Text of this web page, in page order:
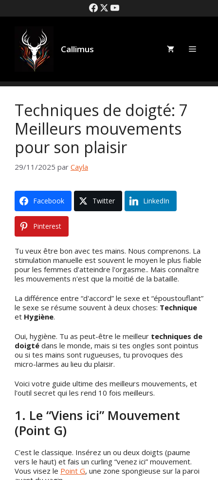
Callimus Menu
Techniques de doigté: 7
Meilleurs mouvements
pour son plaisir
29/11/2025 par Cayla
Facebook Twitter LinkedIn
Pinterest
Tu veux être bon avec tes mains. Nous comprenons. La
stimulation manuelle est souvent le moyen le plus fiable
pour les femmes d'atteindre l'orgasme.. Mais connaître
les mouvements n'est que la moitié de la bataille.
La différence entre “d'accord” le sexe et “époustouflant”
le sexe se résume souvent à deux choses: Technique
et Hygiène.
Oui, hygiène. Tu as peut-être le meilleur techniques de
doigté dans le monde, mais si tes ongles sont pointus
ou si tes mains sont rugueuses, tu provoques des
micro-larmes au lieu du plaisir.
Voici votre guide ultime des meilleurs mouvements, et
l'outil secret qui les rend 10 fois meilleurs.
1. Le “Viens ici” Mouvement
(Point G)
C'est le classique. Insérez un ou deux doigts (paume
vers le haut) et fais un curling “venez ici” mouvement.
Vous visez le Point G, une zone spongieuse sur la paroi